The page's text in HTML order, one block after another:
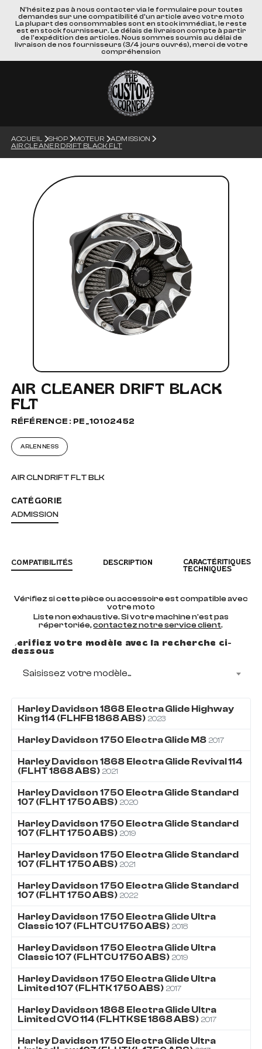
N'hésitez pas à nous contacter via le formulaire pour toutes
demandes sur une compatibilité d'un article avec votre moto
La plupart des consommables sont en stock immédiat, le reste
est en stock fournisseur. Le délais de livraison compte à partir
de l'expédition des articles. Nous sommes soumis au délai de
livraison de nos fournisseurs (3/4 jours ouvrés), merci de votre
compréhension
ACCUEIL SHOP MOTEUR
ADMISSION
AIR CLEANER DRIFT BLACK FLT
AIR CLEANER DRIFT BLACK
FLT
RÉFÉRENCE : PE_10102452
ARLEN NESS
AIR CLN DRIFT FLT BLK
CATÉGORIE
ADMISSION
COMPATIBILITÉS DESCRIPTION
CARACTÉRITIQUES
TECHNIQUES
Vérifiez si cette pièce ou accessoire est compatible avec
votre moto
Liste non exhaustive. Si votre machine n'est pas
répertoriée,contactez notre service client.
Vérifiez votre modèle avec la recherche ci-
dessous
Saisissez votre modèle...
Harley Davidson 1868 Electra Glide Highway
King 114 (FLHFB 1868 ABS) 2023
Harley Davidson 1750 Electra Glide M8 2017
Harley Davidson 1868 Electra Glide Revival 114
(FLHT 1868 ABS) 2021
Harley Davidson 1750 Electra Glide Standard
107 (FLHT 1750 ABS) 2020
Harley Davidson 1750 Electra Glide Standard
107 (FLHT 1750 ABS) 2019
Harley Davidson 1750 Electra Glide Standard
107 (FLHT 1750 ABS) 2021
Harley Davidson 1750 Electra Glide Standard
107 (FLHT 1750 ABS) 2022
Harley Davidson 1750 Electra Glide Ultra
Classic 107 (FLHTCU 1750 ABS) 2018
Harley Davidson 1750 Electra Glide Ultra
Classic 107 (FLHTCU 1750 ABS) 2019
Harley Davidson 1750 Electra Glide Ultra
Limited 107 (FLHTK 1750 ABS) 2017
Harley Davidson 1868 Electra Glide Ultra
Limited CVO 114 (FLHTKSE 1868 ABS) 2017
Harley Davidson 1750 Electra Glide Ultra